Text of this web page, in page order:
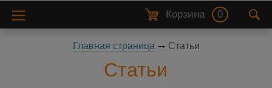
Корзина 0
Главная страница Статьи
Статьи